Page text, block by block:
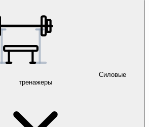
Силовые
тренажеры